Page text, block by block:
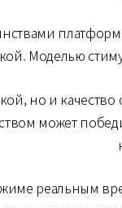
Моделью
но и
может
реальным